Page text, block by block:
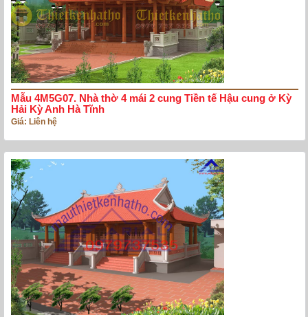
Mẫu 4M5G07. Nhà thờ 4 mái 2 cung Tiền tế Hậu cung ở Kỳ
Hải Kỳ Anh Hà Tĩnh
Giá: Liên hệ